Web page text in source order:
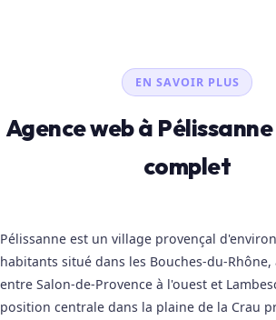
EN SAVOIR PLUS
Agence web à
complet
Pélissanne est un village provençal
habitants situé dans les Bouches-du-
entre Salon-de-Provence à l'ouest et
position centrale dans la plaine de la Crau